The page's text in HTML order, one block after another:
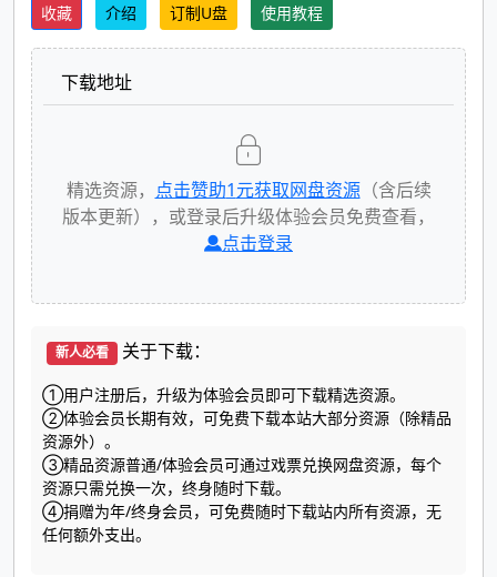
收藏 介绍 订制U盘 使用教程
下载地址
精选资源， 点击赞助1元获取网盘资源（含后续
版本更新），或登录后升级体验会员免费查看，
点击登录
新人必看 关于下载：
①用户注册后，升级为体验会员即可下载精选资源。
②体验会员长期有效，可免费下载本站大部分资源（除精品
资源外）。
③精品资源普通/体验会员可通过戏票兑换网盘资源，每个
资源只需兑换一次，终身随时下载。
④捐赠为年/终身会员，可免费随时下载站内所有资源，无
任何额外支出。